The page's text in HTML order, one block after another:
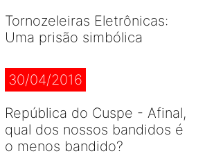
Tornozeleiras Eletrônicas:
Uma prisão simbólica
30/04/2016
República do Cuspe - Afinal,
qual dos nossos bandidos é
o menos bandido?